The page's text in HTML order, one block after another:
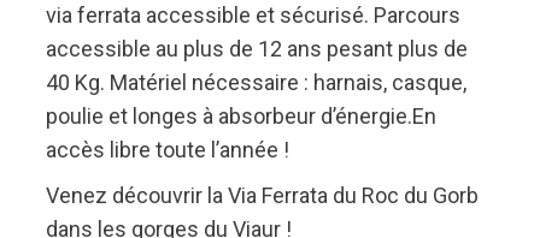
via ferrata accessible et sécurisé. Parcours
accessible au plus de 12 ans pesant plus de
40 Kg. Matériel nécessaire : harnais, casque,
poulie et longes à absorbeur d’énergie.En
accès libre toute l’année !
Venez découvrir la Via Ferrata du Roc du Gorb
dans les gorges du Viaur !